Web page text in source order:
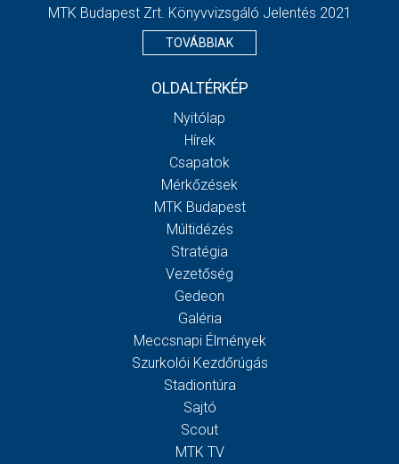
MTK Budapest Zrt. Könyvvizsgáló Jelentés 2021
TOVÁBBIAK
OLDALTÉRKÉP
Nyitólap
Hírek
Csapatok
Mérkőzések
MTK Budapest
Múltidézés
Stratégia
Vezetőség
Gedeon
Galéria
Meccsnapi Élmények
Szurkolói Kezdőrúgás
Stadiontúra
Sajtó
Scout
MTK TV